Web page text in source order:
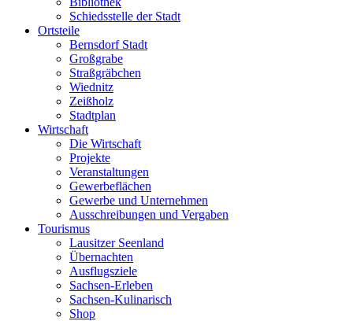
Schiedsstelle der Stadt
Ortsteile
Bernsdorf Stadt
Großgrabe
Straßgräbchen
Wiednitz
Zeißholz
Stadtplan
Wirtschaft
Die Wirtschaft
Projekte
Veranstaltungen
Gewerbeflächen
Gewerbe und Unternehmen
Ausschreibungen und Vergaben
Tourismus
Lausitzer Seenland
Übernachten
Ausflugsziele
Sachsen-Erleben
Sachsen-Kulinarisch
Shop